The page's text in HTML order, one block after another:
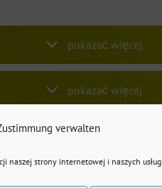
verwalten
naszej strony internetowej i naszych usług.